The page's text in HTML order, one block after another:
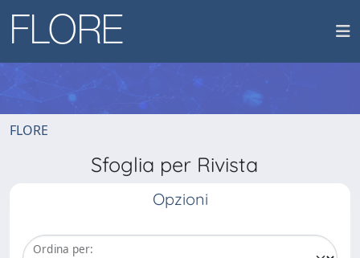
FLORE
Sfoglia per Rivista
Opzioni
Ordina per: